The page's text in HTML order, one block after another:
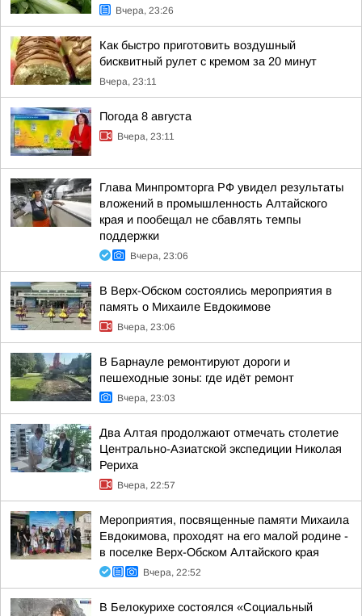
Вчера, 23:26
Как быстро приготовить воздушный
бисквитный рулет с кремом за 20 минут
Вчера, 23:11
Погода 8 августа
Вчера, 23:11
Глава Минпромторга РФ увидел результаты
вложений в промышленность Алтайского
края и пообещал не сбавлять темпы
поддержки
Вчера, 23:06
В Верх-Обском состоялись мероприятия в
память о Михаиле Евдокимове
Вчера, 23:06
В Барнауле ремонтируют дороги и
пешеходные зоны: где идёт ремонт
Вчера, 23:03
Два Алтая продолжают отмечать столетие
Центрально-Азиатской экспедиции Николая
Рериха
Вчера, 22:57
Мероприятия, посвященные памяти Михаила
Евдокимова, проходят на его малой родине -
в поселке Верх-Обском Алтайского края
Вчера, 22:52
В Белокурихе состоялся «Социальный